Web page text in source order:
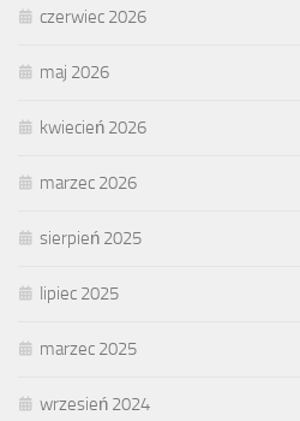
czerwiec 2026
maj 2026
kwiecień 2026
marzec 2026
sierpień 2025
lipiec 2025
marzec 2025
wrzesień 2024